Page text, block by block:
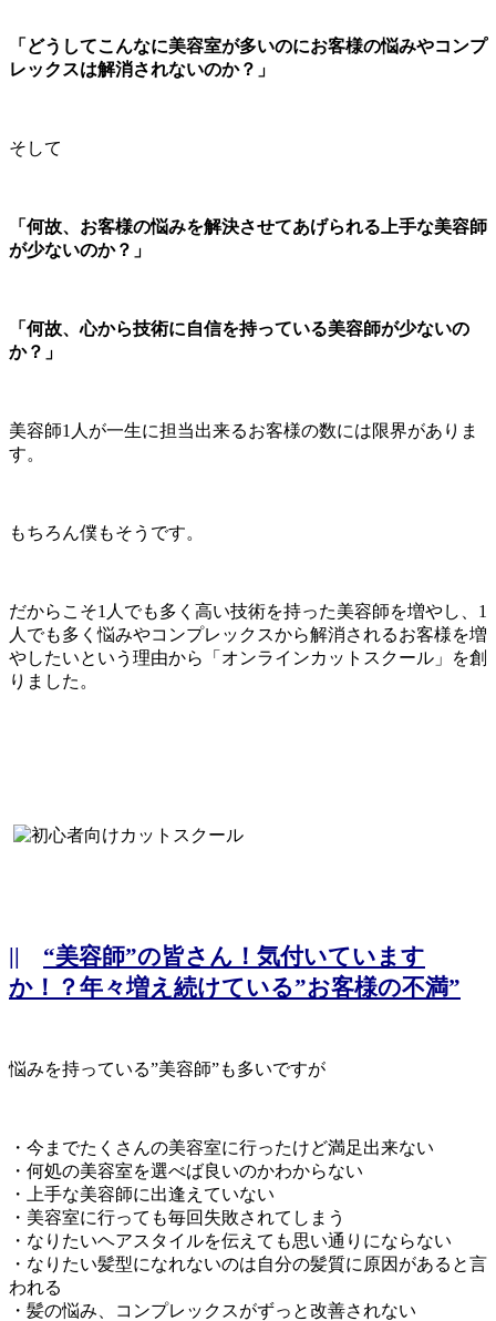
「どうしてこんなに美容室が多いのにお客様の悩みやコンプ
レックスは解消されないのか？」
そして
「何故、お客様の悩みを解決させてあげられる上手な美容師
が少ないのか？」
「何故、心から技術に自信を持っている美容師が少ないの
か？」
美容師1人が一生に担当出来るお客様の数には限界がありま
す。
もちろん僕もそうです。
だからこそ1人でも多く高い技術を持った美容師を増やし、1
人でも多く悩みやコンプレックスから解消されるお客様を増
やしたいという理由から「オンラインカットスクール」を創
りました。
|| “美容師”の皆さん！気付いています
か！？年々増え続けている”お客様の不満”
悩みを持っている”美容師”も多いですが
・今までたくさんの美容室に行ったけど満足出来ない
・何処の美容室を選べば良いのかわからない
・上手な美容師に出逢えていない
・美容室に行っても毎回失敗されてしまう
・なりたいヘアスタイルを伝えても思い通りにならない
・なりたい髪型になれないのは自分の髪質に原因があると言
われる
・髪の悩み、コンプレックスがずっと改善されない